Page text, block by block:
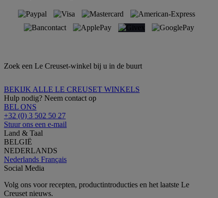
Zoek een Le Creuset-winkel bij u in de buurt
BEKIJK ALLE LE CREUSET WINKELS
Hulp nodig? Neem contact op
BEL ONS
+32 (0) 3 502 50 27
Stuur ons een e-mail
Land & Taal
BELGIË
NEDERLANDS
Nederlands Français
Social Media
Volg ons voor recepten, productintroducties en het laatste Le
Creuset nieuws.